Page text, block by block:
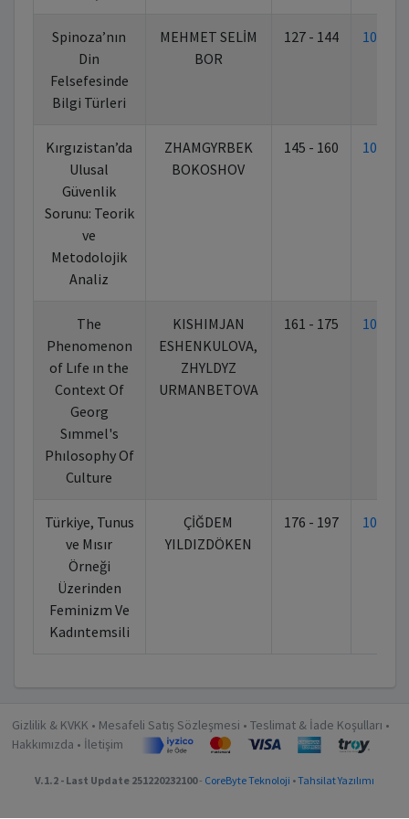
Spinoza’nın
Din
Felsefesinde
Bilgi Türleri
MEHMET SELİM
BOR
127 - 144
Kırgızistan’da
Ulusal
Güvenlik
Sorunu: Teorik
ve
Metodolojik
Analiz
ZHAMGYRBEK
BOKOSHOV
145 - 160
The
Phenomenon
of Lıfe ın the
Context Of
Georg
Sımmel's
Phılosophy Of
Culture
KISHIMJAN
ESHENKULOVA,
ZHYLDYZ
URMANBETOVA
161 - 175
Türkiye, Tunus
ve Mısır
Örneği
Üzerinden
Feminizm Ve
Kadıntemsili
ÇİĞDEM
YILDIZDÖKEN
176 - 197
Gizlilik & KVKK • Mesafeli Satış Sözleşmesi • Teslimat & İade Koşulları •
Hakkımızda • İletişim
V.1.2 - Last Update 251220232100- CoreByte Teknoloji •Tahsilat Yazılımı